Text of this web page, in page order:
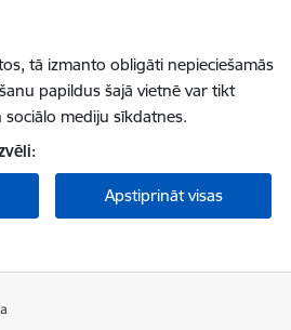
tā izmanto obligāti nepieciešamās
papildus šajā vietnē var tikt
mediju sīkdatnes.
Apstiprināt visas